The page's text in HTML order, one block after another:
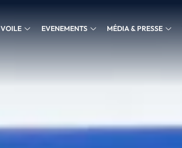
VOILE EVENEMENTS MÉDIA & PRESSE